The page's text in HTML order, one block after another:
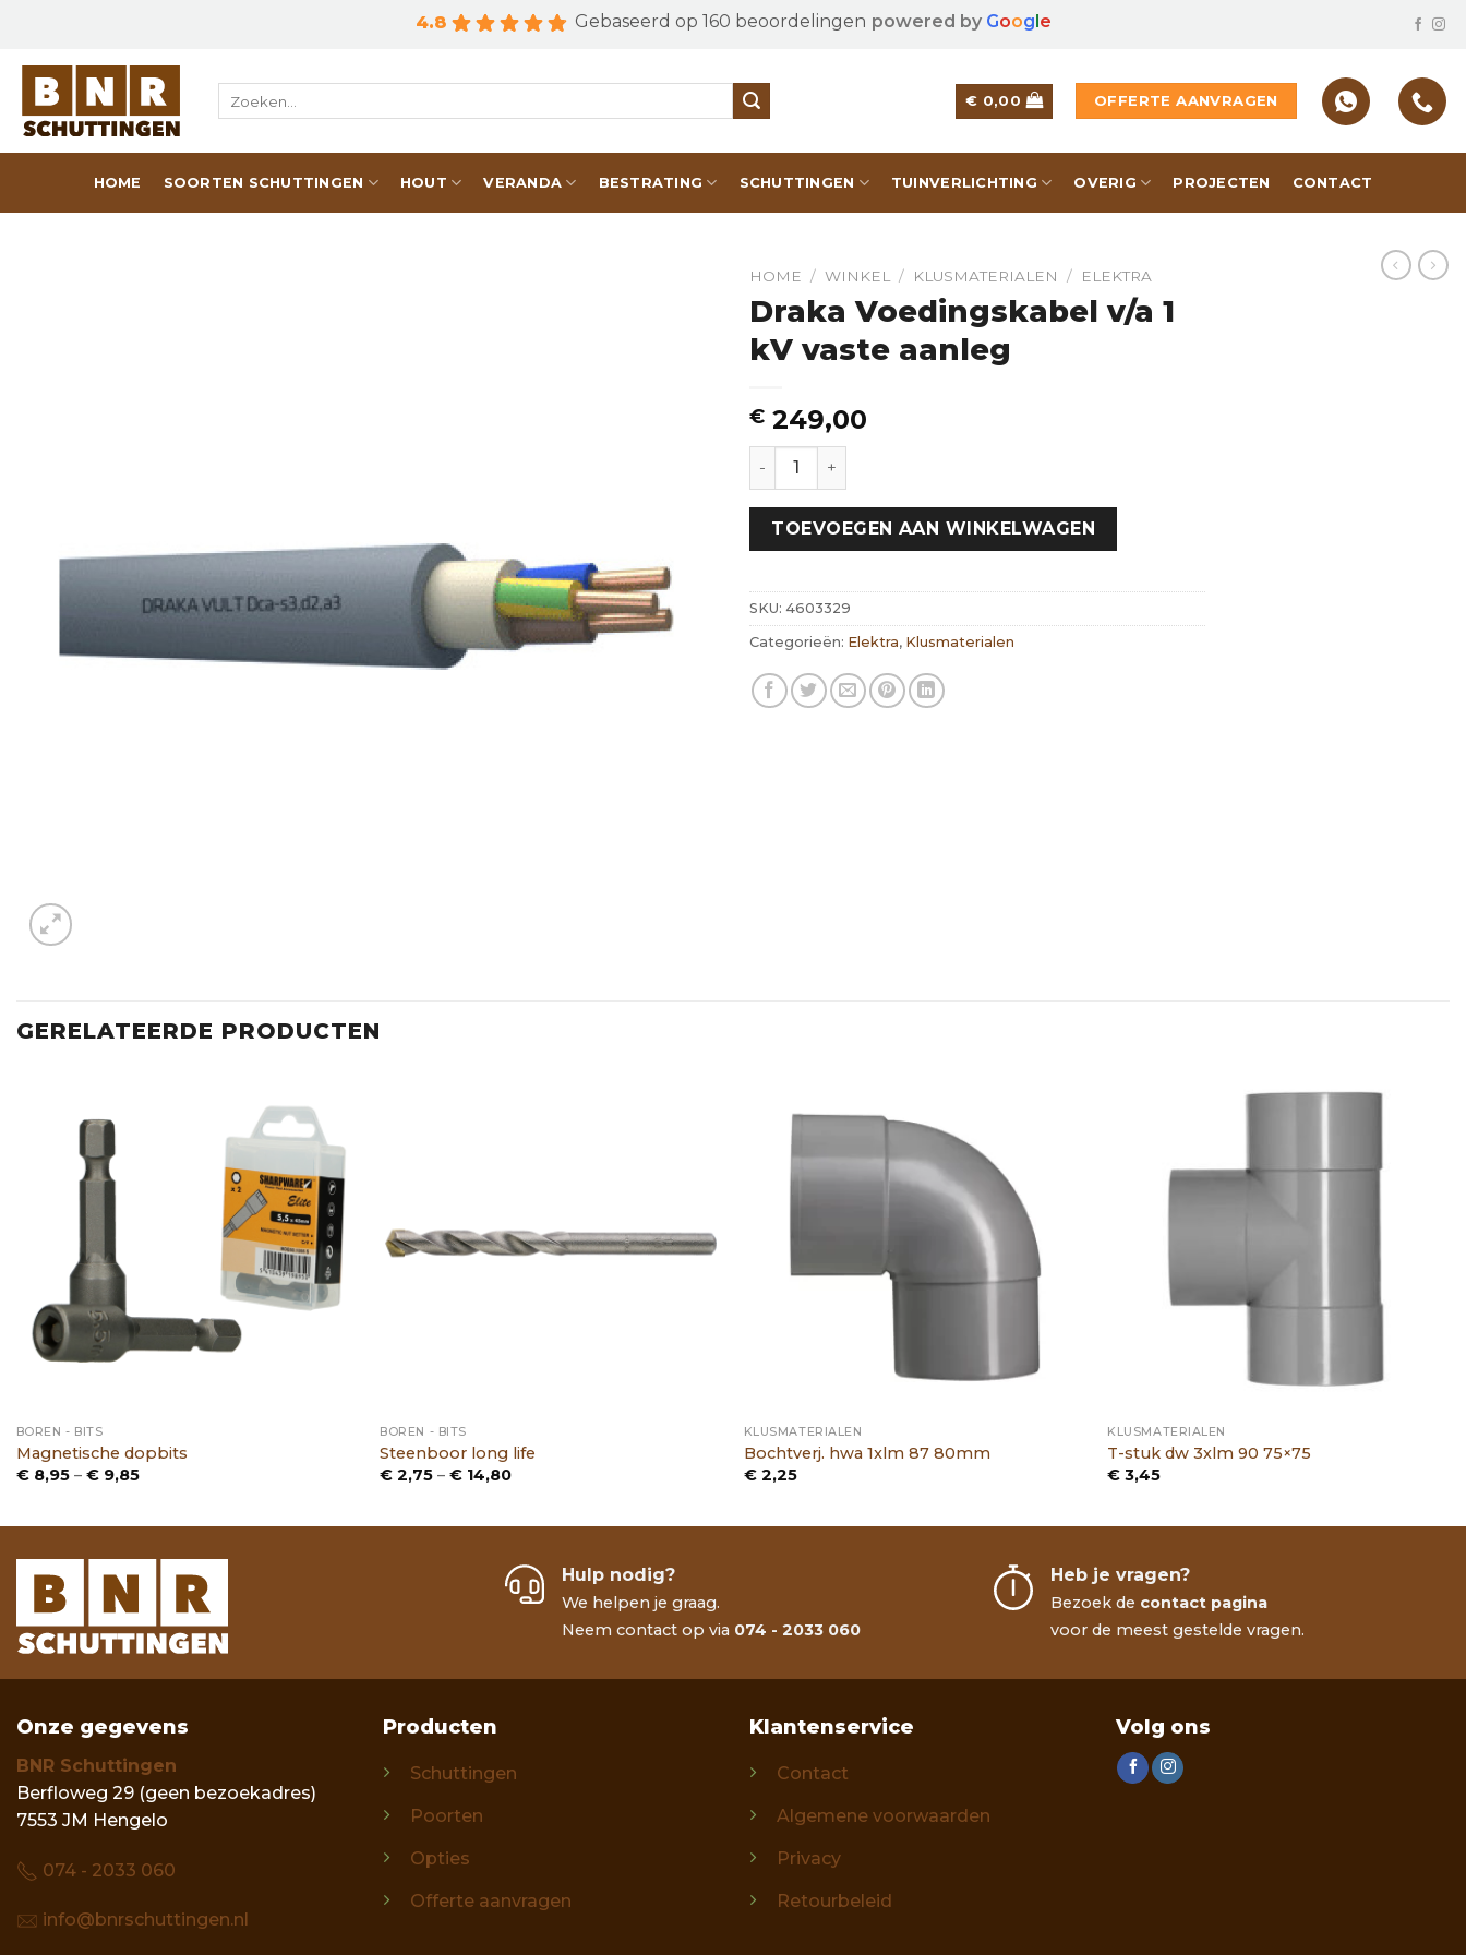
content
4.8 Gebaseerd op 160 beoordelingen powered by Google
€ 0,00 OFFERTE AANVRAGEN
HOME SOORTEN SCHUTTINGEN HOUT VERANDA BESTRATING SCHUTTINGEN TUINVERLICHTING OVERIG PROJECTEN CONTACT
HOME / WINKEL / KLUSMATERIALEN / ELEKTRA
Draka Voedingskabel v/a 1
kV vaste aanleg
€ 249,00
Draka Voedingskabel v/a 1 kV vaste aanleg hoeveelheid
TOEVOEGEN AAN WINKELWAGEN
SKU: 4603329
Categorieën: Elektra, Klusmaterialen
GERELATEERDE PRODUCTEN
BOREN - BITS
Magnetische dopbits
€8,95 – €9,85Prijsklasse:
BOREN - BITS
Steenboor long life
€ 2,75 – € 14,80Prijsklasse:
KLUSMATERIALEN
Bochtverj. hwa 1xlm 87 80mm
€2,25
KLUSMATERIALEN
T-stuk dw 3xlm 90 75×75
€ 3,45
Hulp nodig?
We helpen je graag.
Neem contact op via 074 - 2033 060
Heb je vragen?
Bezoek de contact pagina
voor de meest gestelde vragen.
Onze gegevens
BNR Schuttingen
Berfloweg 29 (geen bezoekadres)
7553 JM Hengelo
074 - 2033 060
info@bnrschuttingen.nl
Producten
Schuttingen
Poorten
Opties
Offerte aanvragen
Klantenservice
Contact
Algemene voorwaarden
Privacy
Retourbeleid
Volg ons